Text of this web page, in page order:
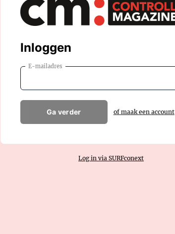
Inloggen
E-mailadres
Ga verder of maak een account
Log in via SURFconext